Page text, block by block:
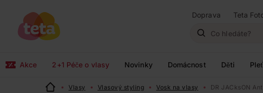
Doprava Teta
Akce 2+1 Péče o vlasy Novinky Domácnost Děti Pleť
Vlasy Vlasový styling Vosk na vlasy DR JACksON